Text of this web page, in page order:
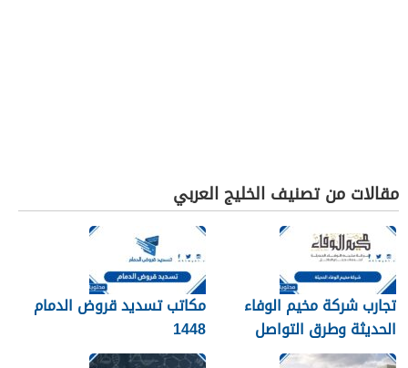
مقالات من تصنيف الخليج العربي
تجارب شركة مخيم الوفاء
الحديثة وطرق التواصل
معهم 1448
مكاتب تسديد قروض الدمام
1448